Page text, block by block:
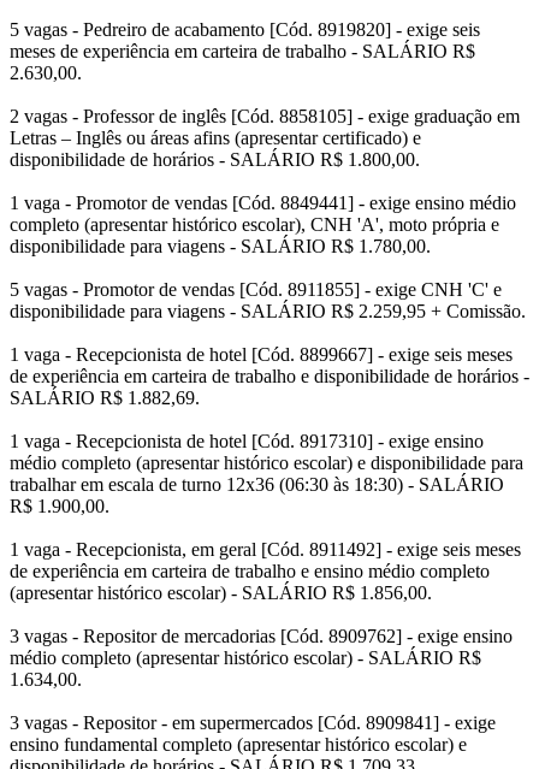
5 vagas - Pedreiro de acabamento [Cód. 8919820] - exige seis
meses de experiência em carteira de trabalho - SALÁRIO R$
2.630,00.
2 vagas - Professor de inglês [Cód. 8858105] - exige graduação em
Letras – Inglês ou áreas afins (apresentar certificado) e
disponibilidade de horários - SALÁRIO R$ 1.800,00.
1 vaga - Promotor de vendas [Cód. 8849441] - exige ensino médio
completo (apresentar histórico escolar), CNH 'A', moto própria e
disponibilidade para viagens - SALÁRIO R$ 1.780,00.
5 vagas - Promotor de vendas [Cód. 8911855] - exige CNH 'C' e
disponibilidade para viagens - SALÁRIO R$ 2.259,95 + Comissão.
1 vaga - Recepcionista de hotel [Cód. 8899667] - exige seis meses
de experiência em carteira de trabalho e disponibilidade de horários -
SALÁRIO R$ 1.882,69.
1 vaga - Recepcionista de hotel [Cód. 8917310] - exige ensino
médio completo (apresentar histórico escolar) e disponibilidade para
trabalhar em escala de turno 12x36 (06:30 às 18:30) - SALÁRIO
R$ 1.900,00.
1 vaga - Recepcionista, em geral [Cód. 8911492] - exige seis meses
de experiência em carteira de trabalho e ensino médio completo
(apresentar histórico escolar) - SALÁRIO R$ 1.856,00.
3 vagas - Repositor de mercadorias [Cód. 8909762] - exige ensino
médio completo (apresentar histórico escolar) - SALÁRIO R$
1.634,00.
3 vagas - Repositor - em supermercados [Cód. 8909841] - exige
ensino fundamental completo (apresentar histórico escolar) e